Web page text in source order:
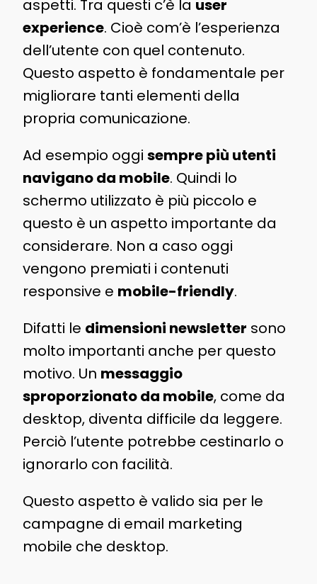
aspetti. Tra questi c’è la user
experience. Cioè com’è l’esperienza
dell’utente con quel contenuto.
Questo aspetto è fondamentale per
migliorare tanti elementi della
propria comunicazione.
Ad esempio oggi sempre più utenti
navigano da mobile. Quindi lo
schermo utilizzato è più piccolo e
questo è un aspetto importante da
considerare. Non a caso oggi
vengono premiati i contenuti
responsive e mobile-friendly.
Difatti le dimensioni newsletter sono
molto importanti anche per questo
motivo. Un messaggio
sproporzionato da mobile, come da
desktop, diventa difficile da leggere.
Perciò l’utente potrebbe cestinarlo o
ignorarlo con facilità.
Questo aspetto è valido sia per le
campagne di email marketing
mobile che desktop.